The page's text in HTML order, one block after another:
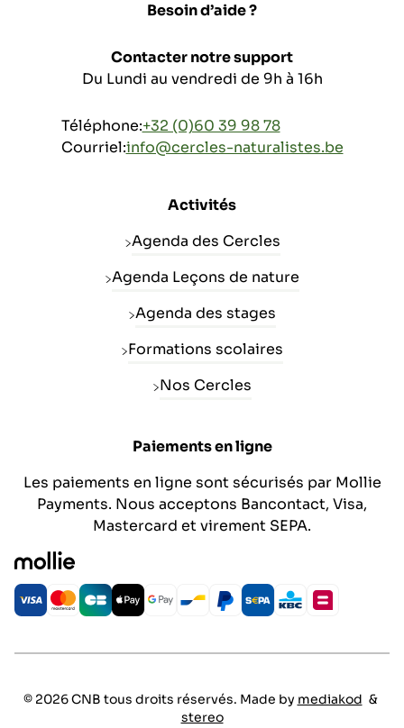
Besoin d’aide ?
Contacter notre support
Du Lundi au vendredi de 9h à 16h
Téléphone:+32 (0)60 39 98 78
Courriel:info@cercles-naturalistes.be
Activités
Agenda des Cercles
Agenda Leçons de nature
Agenda des stages
Formations scolaires
Nos Cercles
Paiements en ligne
Les paiements en ligne sont sécurisés par Mollie
Payments. Nous acceptons Bancontact, Visa,
Mastercard et virement SEPA.
© 2026 CNB tous droits réservés. Made by mediakod &
stereo